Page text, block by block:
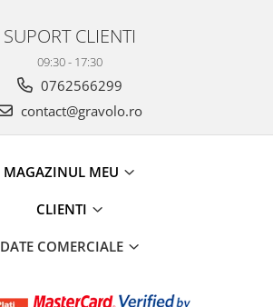
SUPORT CLIENTI
09:30 - 17:30
0762566299
contact@gravolo.ro
MAGAZINUL MEU
CLIENTI
DATE COMERCIALE